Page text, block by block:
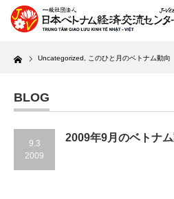
Home Uncategorized このひと月のベトナム動向
BLOG
9.3
2009
2009年9月のベトナ